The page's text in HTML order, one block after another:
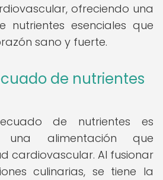
ofreciendo una
esenciales que
sano y fuerte.
de nutrientes
de nutrientes es
alimentación que
cardiovascular. Al fusionar
culinarias, se tiene la